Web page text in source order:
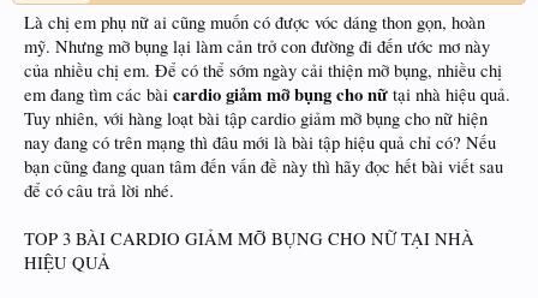
Là chị em phụ nữ ai cũng muốn có được vóc dáng thon gọn, hoàn
mỹ. Nhưng mỡ bụng lại làm cản trở con đường đi đến ước mơ này
của nhiều chị em. Để có thể sớm ngày cải thiện mỡ bụng, nhiều chị
em đang tìm các bài cardio giảm mỡ bụng cho nữ tại nhà hiệu quả.
Tuy nhiên, với hàng loạt bài tập cardio giảm mỡ bụng cho nữ hiện
nay đang có trên mạng thì đâu mới là bài tập hiệu quả chỉ có? Nếu
bạn cũng đang quan tâm đến vấn đề này thì hãy đọc hết bài viết sau
để có câu trả lời nhé.
TOP 3 BÀI CARDIO GIẢM MỠ BỤNG CHO NỮ TẠI NHÀ
HIỆU QUẢ